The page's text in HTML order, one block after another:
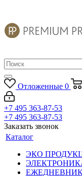
Отложенные 0
+7 495 363-87-53
+7 495 363-87-53
Заказать звонок
Каталог
ЭКО